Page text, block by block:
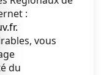
:
.
vous
du